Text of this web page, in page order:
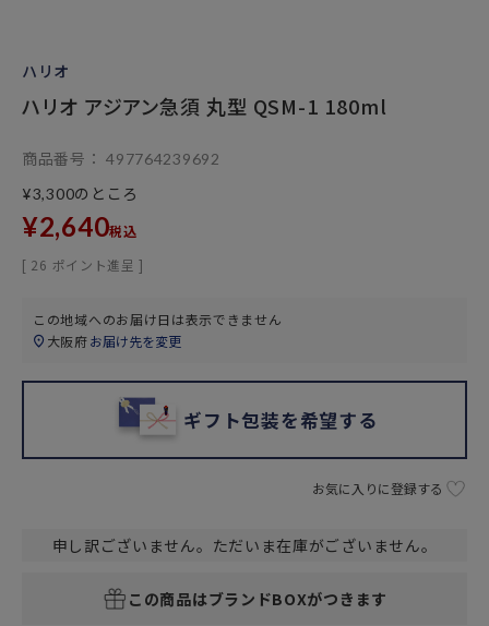
ハリオ
ハリオ アジアン急須 丸型 QSM-1 180ml
商品番号
497764239692
¥3,300のところ
¥2,640税込
[ 26 ポイント進呈 ]
この地域へのお届け日は表示できません
大阪府お届け先を変更
ギフト包装を希望する
お気に入りに登録する
申し訳ございません。ただいま在庫がございません。
この商品はブランドBOXがつきます